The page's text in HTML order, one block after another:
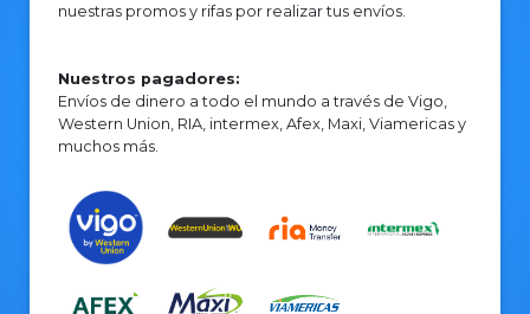
nuestras promos y rifas por realizar tus envíos.
Nuestros pagadores:
Envíos de dinero a todo el mundo a través de Vigo,
Western Union, RIA, intermex, Afex, Maxi, Viamericas y
muchos más.